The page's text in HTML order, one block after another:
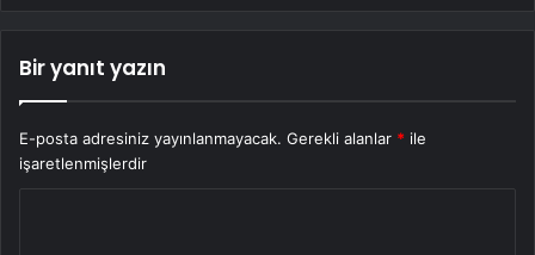
Bir yanıt yazın
E-posta adresiniz yayınlanmayacak. Gerekli alanlar * ile
işaretlenmişlerdir